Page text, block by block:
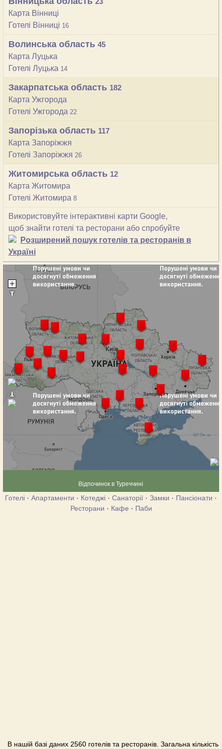
Карта Вінниці
Готелі Вінниці 16
Волинська область 45
Карта Луцька
Готелі Луцька 14
Закарпатська область 182
Карта Ужгорода
Готелі Ужгорода 22
Запорізька область 117
Карта Запоріжжя
Готелі Запоріжжя 26
Житомирська область 12
Карта Житомира
Готелі Житомира 8
Використовуйте інтерактивні карти Google,
щоб знайти готелі та ресторани або спробуйте
Розширений пошук готелів та ресторанів в
Україні
Відпочинок в Туреччині
Готелі · Апартаменти · Котеджі · Санаторії · Замки · Пансіонати ·
Ресторани · Кафе · Паби
В нашій базі даних 2560 готелів та ресторанів. Загальна кількість